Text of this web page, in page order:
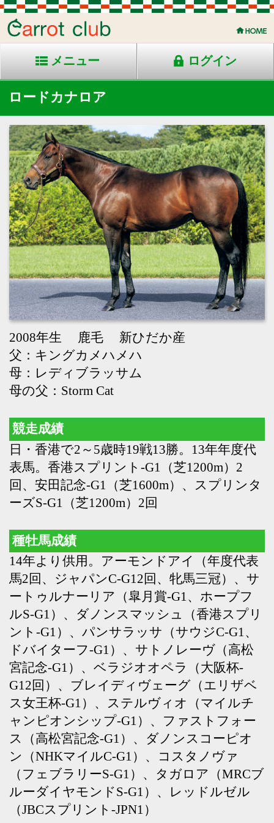
メニュー ログイン
ロードカナロア
2008年生 鹿毛 新ひだか産
父：キングカメハメハ
母：レディブラッサム
母の父：Storm Cat
競走成績
日・香港で2～5歳時19戦13勝。13年年度代
表馬。香港スプリント-G1（芝1200m）2
回、安田記念-G1（芝1600m）、スプリンタ
ーズS-G1（芝1200m）2回
種牡馬成績
14年より供用。アーモンドアイ（年度代表
ートゥルナーリア（皐月賞-G1、ホープフ
ルS-G1）、ダノンスマッシュ（香港スプリ
ント-G1）、パンサラッサ（サウジC-G1、
ドバイターフ-G1）、サトノレーヴ（高松
宮記念-G1）、ベラジオオペラ（大阪杯-
G12回）、ブレイディヴェーグ（エリザベ
ス女王杯-G1）、ステルヴィオ（マイルチ
ス（高松宮記念-G1）、ダノンスコーピオ
ン（NHKマイルC-G1）、コスタノヴァ
（フェブラリーS-G1）、タガロア（MRCブ
ルーダイヤモンドS-G1）、レッドルゼル
（JBCスプリント-JPN1）
PageTop
Home
Back
クラブ紹介 入会案内 所属馬情報 お問合せ
著作権 個人情報保護方針 ファンド勧誘方針
アプリケーションプライバシーポリシー
PCサイト Copyright © CARROTCLUB